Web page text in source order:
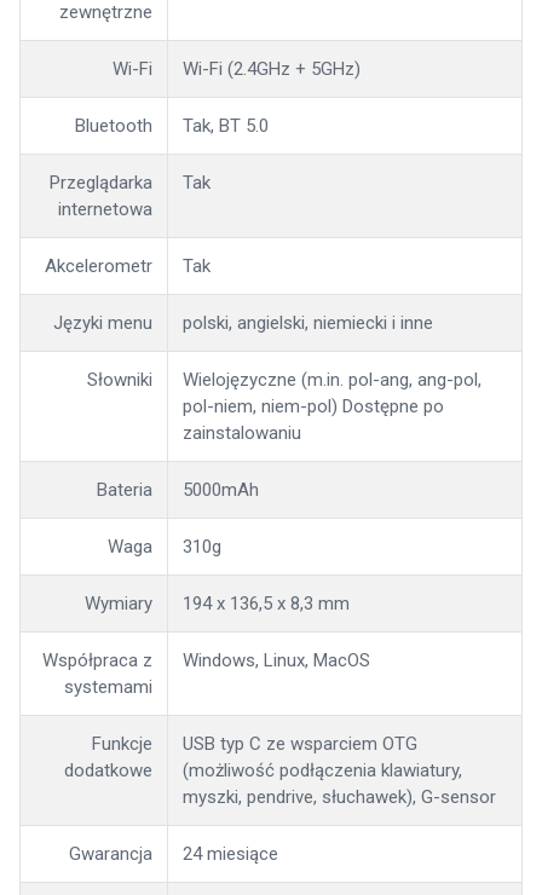
zewnętrzne
Wi-Fi Wi-Fi (2.4GHz + 5GHz)
Bluetooth Tak, BT 5.0
Przeglądarka
internetowa
Tak
Akcelerometr Tak
Języki menu polski, angielski, niemiecki i inne
Słowniki
Wielojęzyczne (m.in. pol-ang, ang-pol,
pol-niem, niem-pol) Dostępne po
zainstalowaniu
Bateria 5000mAh
Waga 310g
Wymiary 194 x 136,5 x 8,3 mm
Współpraca z
systemami
Windows, Linux, MacOS
Funkcje
dodatkowe
USB typ C ze wsparciem OTG
(możliwość podłączenia klawiatury,
myszki, pendrive, słuchawek), G-sensor
Gwarancja 24 miesiące